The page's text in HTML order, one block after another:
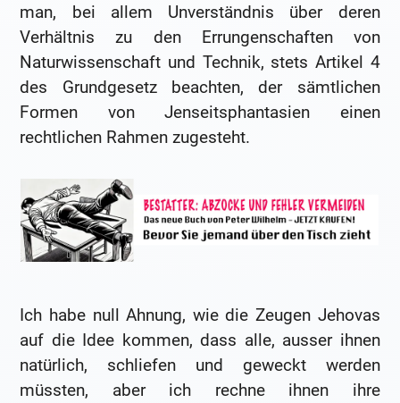
man, bei allem Unverständnis über deren
Verhältnis zu den Errungenschaften von
Naturwissenschaft und Technik, stets Artikel 4
des Grundgesetz beachten, der sämtlichen
Formen von Jenseitsphantasien einen
rechtlichen Rahmen zugesteht.
Ich habe null Ahnung, wie die Zeugen Jehovas
auf die Idee kommen, dass alle, ausser ihnen
natürlich, schliefen und geweckt werden
müssten, aber ich rechne ihnen ihre